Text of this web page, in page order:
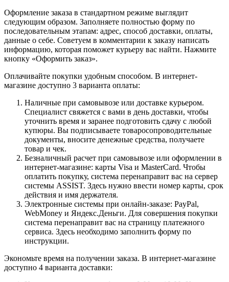
Оформление заказа в стандартном режиме выглядит
следующим образом. Заполняете полностью форму по
последовательным этапам: адрес, способ доставки, оплаты,
данные о себе. Советуем в комментарии к заказу написать
информацию, которая поможет курьеру вас найти. Нажмите
кнопку «Оформить заказ».
Оплачивайте покупки удобным способом. В интернет-
магазине доступно 3 варианта оплаты:
Наличные при самовывозе или доставке курьером.
Специалист свяжется с вами в день доставки, чтобы
уточнить время и заранее подготовить сдачу с любой
купюры. Вы подписываете товаросопроводительные
документы, вносите денежные средства, получаете
товар и чек.
Безналичный расчет при самовывозе или оформлении в
интернет-магазине: карты Visa и MasterCard. Чтобы
оплатить покупку, система перенаправит вас на сервер
системы ASSIST. Здесь нужно ввести номер карты, срок
действия и имя держателя.
Электронные системы при онлайн-заказе: PayPal,
WebMoney и Яндекс.Деньги. Для совершения покупки
система перенаправит вас на страницу платежного
сервиса. Здесь необходимо заполнить форму по
инструкции.
Экономьте время на получении заказа. В интернет-магазине
доступно 4 варианта доставки: